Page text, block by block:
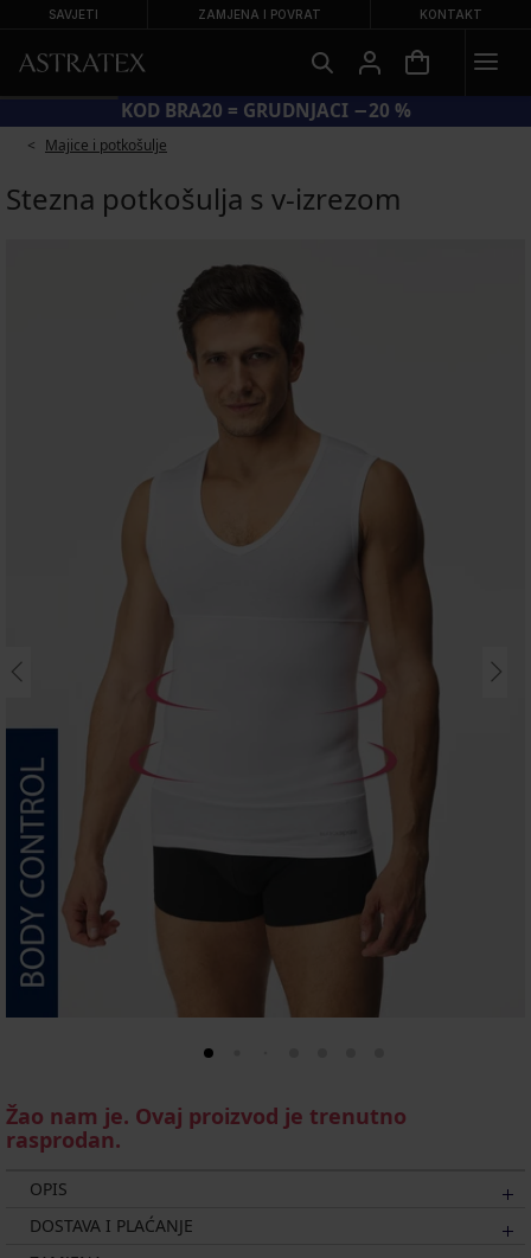
SAVJETI ZAMJENA I POVRAT KONTAKT
KOD BRA20 = GRUDNJACI −20 %
Majice i potkošulje
Stezna potkošulja s v-izrezom
Žao nam je. Ovaj proizvod je trenutno
rasprodan.
OPIS
DOSTAVA I PLAĆANJE